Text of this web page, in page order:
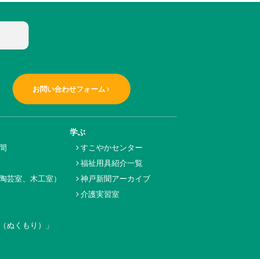
お問い合わせフォーム
芸室、木工室）
ぬくもり）」
学ぶ
すこやかセンター
福祉用具紹介一覧
神戸新聞アーカイブ
介護実習室